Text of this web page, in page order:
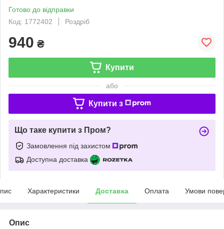
Готово до відправки
Код: 1772402
Роздріб
940 ₴
Купити
або
Купити з
Що таке купити з Пром?
Замовлення під захистом
Доступна доставка
Характеристики Доставка Оплата Умови
Опис